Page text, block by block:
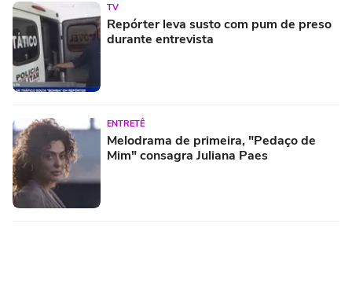
TV
Repórter leva susto com pum de preso
durante entrevista
ENTRETÊ
Melodrama de primeira, "Pedaço de
Mim" consagra Juliana Paes